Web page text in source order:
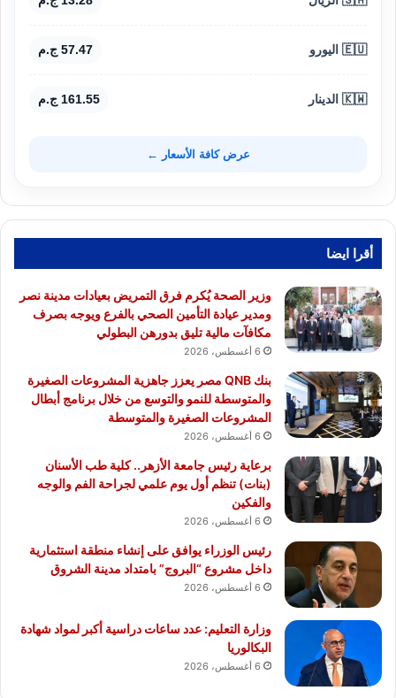
🇪🇺 اليورو 57.47 ج.م
🇰🇼 الدينار 161.55 ج.م
عرض كافة الأسعار ←
أقرا ايضا
وزير الصحة يُكرم فرق التمريض بعيادات مدينة نصر
ومدير عيادة التأمين الصحي بالفرع ويوجه بصرف
مكافآت مالية تليق بدورهن البطولي
6 أغسطس، 2026
بنك QNB مصر يعزز جاهزية المشروعات الصغيرة
والمتوسطة للنمو والتوسع من خلال برنامج أبطال
المشروعات الصغيرة والمتوسطة
6 أغسطس، 2026
برعاية رئيس جامعة الأزهر.. كلية طب الأسنان
(بنات) تنظم أول يوم علمي لجراحة الفم والوجه
والفكين
6 أغسطس، 2026
رئيس الوزراء يوافق على إنشاء منطقة استثمارية
داخل مشروع “البروج” بامتداد مدينة الشروق
6 أغسطس، 2026
وزارة التعليم: عدد ساعات دراسية أكبر لمواد شهادة
البكالوريا
6 أغسطس، 2026